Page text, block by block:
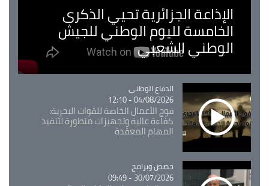
الإذاعة الجزائرية تحيي الذكرى
الخامسة لليوم الوطني للجيش
الوطني الشعبي
Catégorie
الدفاع الوطني
04/08/2026 - 12:10
فوج الأعمال الخاصة للقوات البحرية:
كفاءة عالية وتجهيزات متطورة لتنفيذ
المهام المعقدة
Catégorie
حصص وبرامج
30/07/2026 - 09:49